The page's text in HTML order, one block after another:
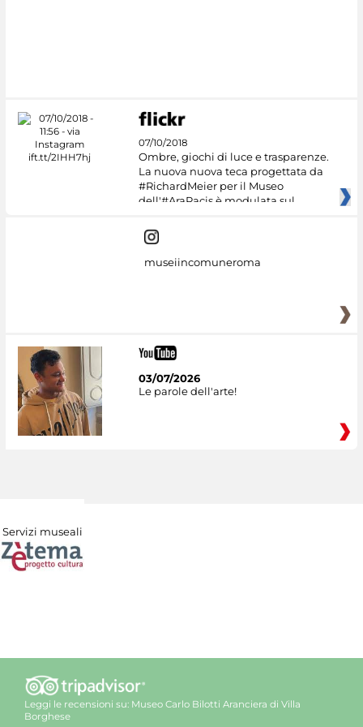
07/10/2018
Ombre, giochi di luce e trasparenze.
La nuova nuova teca progettata da
#RichardMeier per il Museo
dell'#AraPacis è modulata sul
museiincomuneroma
03/07/2026
Le parole dell'arte!
Servizi museali
Leggi le recensioni su: Museo Carlo Bilotti Aranciera di Villa
Borghese